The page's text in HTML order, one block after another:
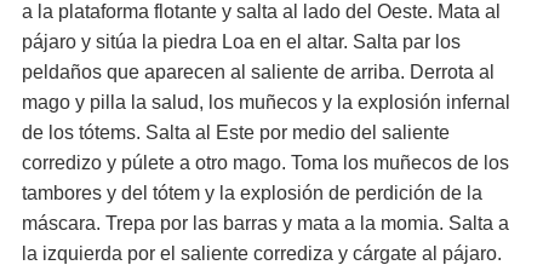
a la plataforma flotante y salta al lado del Oeste. Mata al
pájaro y sitúa la piedra Loa en el altar. Salta par los
peldaños que aparecen al saliente de arriba. Derrota al
mago y pilla la salud, los muñecos y la explosión infernal
de los tótems. Salta al Este por medio del saliente
corredizo y púlete a otro mago. Toma los muñecos de los
tambores y del tótem y la explosión de perdición de la
máscara. Trepa por las barras y mata a la momia. Salta a
la izquierda por el saliente corrediza y cárgate al pájaro.